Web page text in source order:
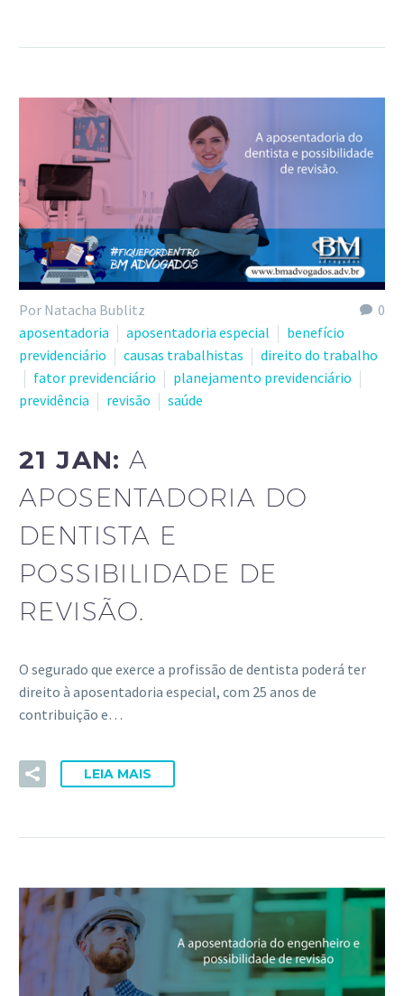
0
Por Natacha Bublitz
aposentadoria
aposentadoria especial
benefício
previdenciário
causas trabalhistas
direito do trabalho
fator previdenciário
planejamento previdenciário
previdência
revisão saúde
21 JAN:A
APOSENTADORIA DO
DENTISTA E
POSSIBILIDADE DE
REVISÃO.
O segurado que exerce a profissão de dentista poderá ter
direito à aposentadoria especial, com 25 anos de
contribuição e…
LEIA MAIS